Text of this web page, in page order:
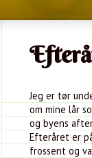
Jeg er tør
om mine lår
og byens
Efteråret er
frossent og